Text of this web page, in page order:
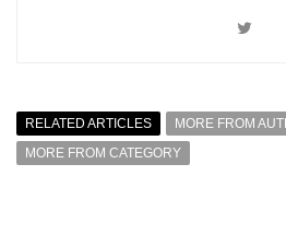
RELATED ARTICLES
MORE FROM
MORE FROM CATEGORY